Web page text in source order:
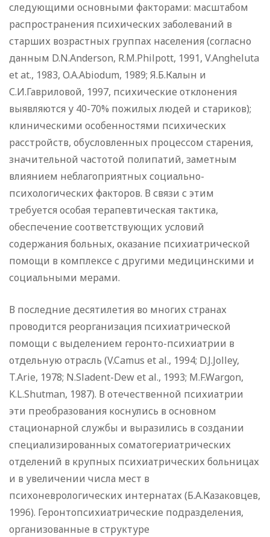
следующими основными факторами: масштабом
распространения психических заболеваний в
старших возрастных группах населения (согласно
данным D.N.Anderson, R.M.Philpott, 1991, V.Angheluta
et at., 1983, O.A.Abiodum, 1989; Я.Б.Калын и
С.И.Гавриловой, 1997, психические отклонения
выявляются у 40-70% пожилых людей и стариков);
клиническими особенностями психических
расстройств, обусловленных процессом старения,
значительной частотой полипатий, заметным
влиянием неблагоприятных социально-
психологических факторов. В связи с этим
требуется особая терапевтическая тактика,
обеспечение соответствующих условий
содержания больных, оказание психиатрической
помощи в комплексе с другими медицинскими и
социальными мерами.
В последние десятилетия во многих странах
проводится реорганизация психиатрической
помощи с выделением геронто-психиатрии в
отдельную отрасль (V.Camus et al., 1994; D.J.Jolley,
T.Arie, 1978; N.Sladent-Dew et al., 1993; M.F.Wargon,
K.L.Shutman, 1987). В отечественной психиатрии
эти преобразования коснулись в основном
стационарной службы и выразились в создании
специализированных соматогериатрических
отделений в крупных психиатрических больницах
и в увеличении числа мест в
психоневрологических интернатах (Б.А.Казаковцев,
1996). Геронтопсихиатрические подразделения,
организованные в структуре